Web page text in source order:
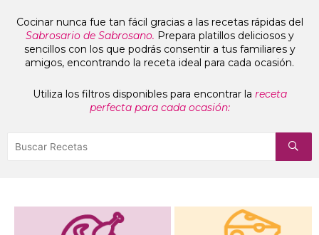
Cocinar nunca fue tan fácil gracias a las recetas rápidas del
Sabrosario de Sabrosano. Prepara platillos deliciosos y
sencillos con los que podrás consentir a tus familiares y
amigos, encontrando la receta ideal para cada ocasión.
Utiliza los filtros disponibles para encontrar la receta
perfecta para cada ocasión:
Otros Ingredientes